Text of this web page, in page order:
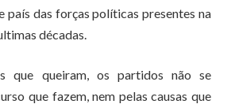
país das forças políticas presentes na
décadas.
que queiram, os partidos não se
que fazem, nem pelas causas que